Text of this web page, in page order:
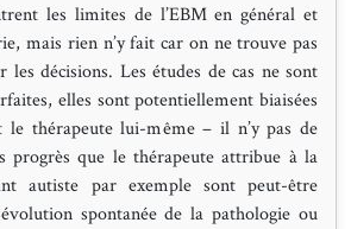
les limites de l’EBM en général et
mais rien n’y fait car on ne trouve pas
décisions. Les études de cas ne sont
elles sont potentiellement biaisées
le thérapeute lui-même – il n’y pas de
progrès que le thérapeute attribue à la
autiste par exemple sont peut-être
spontanée de la pathologie ou